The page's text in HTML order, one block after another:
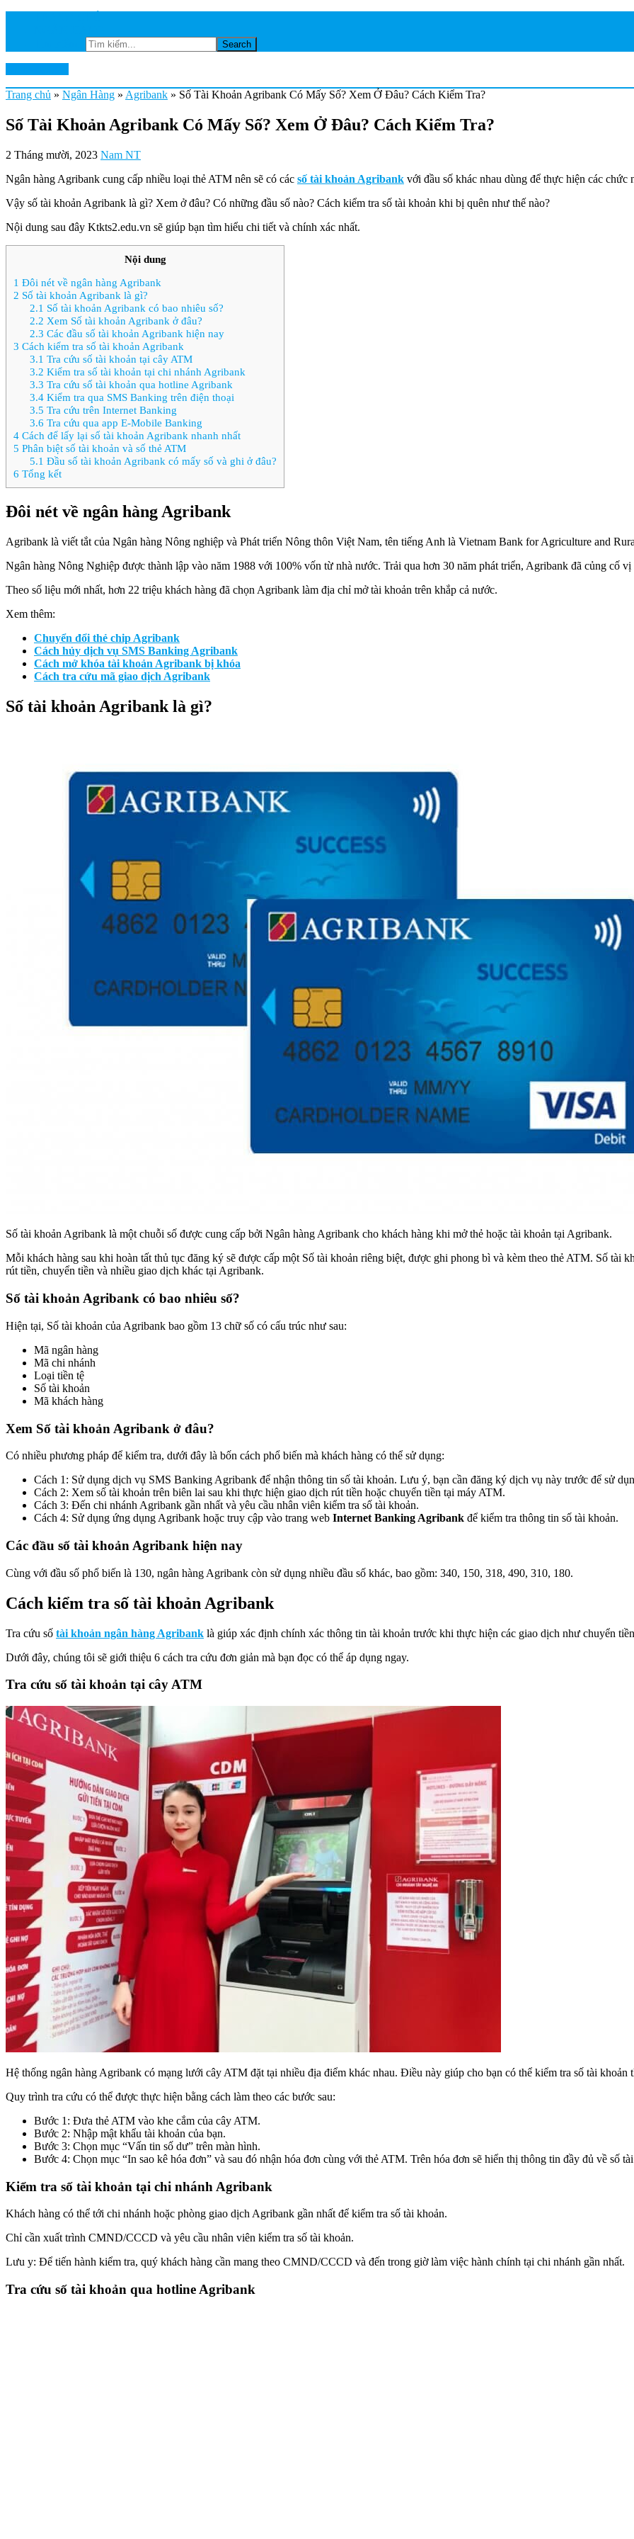
Trang chủ » Ngân Hàng » Agribank » Số Tài Khoản Agribank Có Mấy Số? Xem Ở Đâu? Cách Kiểm Tra?
Số Tài Khoản Agribank Có Mấy Số? Xem Ở Đâu? Cách Kiểm Tra?
2 Tháng mười, 2023 Nam NT
Ngân hàng Agribank cung cấp nhiều loại thẻ ATM nên sẽ có các số tài khoản Agribank với đầu số khác nhau dùng để thực hiện các
Vậy số tài khoản Agribank là gì? Xem ở đâu? Có những đầu số nào? Cách kiểm tra số tài khoản khi bị quên như thế nào?
Nội dung sau đây Ktkts2.edu.vn sẽ giúp bạn tìm hiểu chi tiết và chính xác nhất.
Nội dung
1 Đôi nét về ngân hàng Agribank
2 Số tài khoản Agribank là gì?
2.1 Số tài khoản Agribank có bao nhiêu số?
2.2 Xem Số tài khoản Agribank ở đâu?
2.3 Các đầu số tài khoản Agribank hiện nay
3 Cách kiểm tra số tài khoản Agribank
3.1 Tra cứu số tài khoản tại cây ATM
3.2 Kiểm tra số tài khoản tại chi nhánh Agribank
3.3 Tra cứu số tài khoản qua hotline Agribank
3.4Kiểm tra qua SMS Banking trên điện thoại
3.5 Tra cứu trên Internet Banking
3.6 Tra cứu qua app E-Mobile Banking
4 Cách để lấy lại số tài khoản Agribank nhanh nhất
5 Phân biệt số tài khoản và số thẻ ATM
5.1 Đầu số tài khoản Agribank có mấy số và ghi ở đâu?
6 Tổng kết
Đôi nét về ngân hàng Agribank
Agribank là viết tắt của Ngân hàng Nông nghiệp và Phát triển Nông thôn Việt Nam, tên tiếng Anh là Vietnam Bank for Agriculture and
Ngân hàng Nông Nghiệp được thành lập vào năm 1988 với 100% vốn từ nhà nước. Trải qua hơn 30 năm phát triển, Agribank đã củng cố
Theo số liệu mới nhất, hơn 22 triệu khách hàng đã chọn Agribank làm địa chỉ mở tài khoản trên khắp cả nước.
Xem thêm:
Chuyển đổi thẻ chip Agribank
Cách hủy dịch vụ SMS Banking Agribank
Cách mở khóa tài khoản Agribank bị khóa
Cách tra cứu mã giao dịch Agribank
Số tài khoản Agribank là gì?
Số tài khoản Agribank là một chuỗi số được cung cấp bởi Ngân hàng Agribank cho khách hàng khi mở thẻ hoặc tài khoản tại Agribank.
Mỗi khách hàng sau khi hoàn tất thủ tục đăng ký sẽ được cấp một Số tài khoản riêng biệt, được ghi phong bì và kèm theo thẻ ATM. Số tài
rút tiền, chuyển tiền và nhiều giao dịch khác tại Agribank.
Số tài khoản Agribank có bao nhiêu số?
Hiện tại, Số tài khoản của Agribank bao gồm 13 chữ số có cấu trúc như sau:
Mã ngân hàng
Mã chi nhánh
Loại tiền tệ
Số tài khoản
Mã khách hàng
Xem Số tài khoản Agribank ở đâu?
Có nhiều phương pháp để kiểm tra, dưới đây là bốn cách phổ biến mà khách hàng có thể sử dụng:
Cách 1: Sử dụng dịch vụ SMS Banking Agribank để nhận thông tin số tài khoản. Lưu ý, bạn cần đăng ký dịch vụ này trước để sử
Cách 2: Xem số tài khoản trên biên lai sau khi thực hiện giao dịch rút tiền hoặc chuyển tiền tại máy ATM.
Cách 3: Đến chi nhánh Agribank gần nhất và yêu cầu nhân viên kiểm tra số tài khoản.
Cách 4: Sử dụng ứng dụng Agribank hoặc truy cập vào trang web Internet Banking Agribank để kiểm tra thông tin số tài khoản.
Các đầu số tài khoản Agribank hiện nay
Cùng với đầu số phổ biến là 130, ngân hàng Agribank còn sử dụng nhiều đầu số khác, bao gồm: 340, 150, 318, 490, 310, 180.
Cách kiểm tra số tài khoản Agribank
Tra cứu số tài khoản ngân hàng Agribank là giúp xác định chính xác thông tin tài khoản trước khi thực hiện các giao dịch như chuyển
Dưới đây, chúng tôi sẽ giới thiệu 6 cách tra cứu đơn giản mà bạn đọc có thể áp dụng ngay.
Tra cứu số tài khoản tại cây ATM
Hệ thống ngân hàng Agribank có mạng lưới cây ATM đặt tại nhiều địa điểm khác nhau. Điều này giúp cho bạn có thể kiểm tra số tài khoản
Quy trình tra cứu có thể được thực hiện bằng cách làm theo các bước sau:
Bước 1: Đưa thẻ ATM vào khe cắm của cây ATM.
Bước 2: Nhập mật khẩu tài khoản của bạn.
Bước 3: Chọn mục “Vấn tin số dư” trên màn hình.
Bước 4: Chọn mục “In sao kê hóa đơn” và sau đó nhận hóa đơn cùng với thẻ ATM. Trên hóa đơn sẽ hiển thị thông tin đầy đủ về số
Kiểm tra số tài khoản tại chi nhánh Agribank
Khách hàng có thể tới chi nhánh hoặc phòng giao dịch Agribank gần nhất để kiểm tra số tài khoản.
Chỉ cần xuất trình CMND/CCCD và yêu cầu nhân viên kiểm tra số tài khoản.
Lưu y: Để tiến hành kiểm tra, quý khách hàng cần mang theo CMND/CCCD và đến trong giờ làm việc hành chính tại chi nhánh gần nhất.
Tra cứu số tài khoản qua hotline Agribank